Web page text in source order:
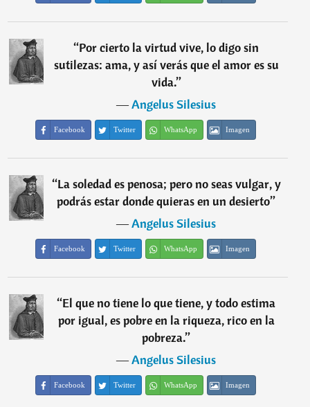
“Por cierto la virtud vive, lo digo sin
sutilezas: ama, y así verás que el amor es su
vida.”
―Angelus Silesius
Facebook Twitter WhatsApp Imagen
“La soledad es penosa; pero no seas vulgar, y
podrás estar donde quieras en un desierto”
―Angelus Silesius
Facebook Twitter WhatsApp Imagen
“El que no tiene lo que tiene, y todo estima
por igual, es pobre en la riqueza, rico en la
pobreza.”
―Angelus Silesius
Facebook Twitter WhatsApp Imagen